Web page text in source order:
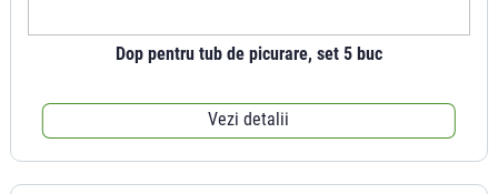
Dop pentru tub de picurare, set 5 buc
Vezi detalii